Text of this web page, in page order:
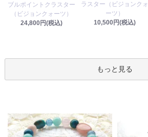
ブルポイントクラスター
（ビジョンクォーツ）
24,800円(税込)
ラスター（ビジョンクォ
ーツ）
10,500円(税込)
もっと見る